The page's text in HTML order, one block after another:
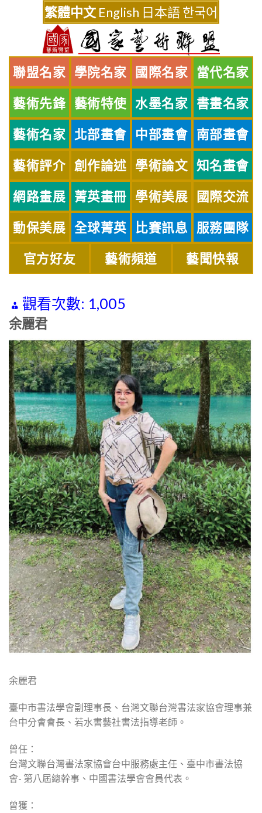
繁體中文 English 日本語한국어
聯盟名家 學院名家 國際名家 當代名家
藝術先鋒 藝術特使 水墨名家 書畫名家
藝術名家 北部畫會 中部畫會 南部畫會
藝術評介 創作論述 學術論文 知名畫會
網路畫展 菁英畫冊 學術美展 國際交流
動保美展 全球菁英 比賽訊息 服務團隊
官方好友 藝術頻道 藝聞快報
觀看次數: 1,005
余麗君
余麗君
臺中市書法學會副理事長、台灣文聯台灣書法家協會理事兼
台中分會會長、若水書藝社書法指導老師。
曾任：
台灣文聯台灣書法家協會台中服務處主任、臺中市書法協
會- 第八屆總幹事、中國書法學會會員代表。
曾獲：